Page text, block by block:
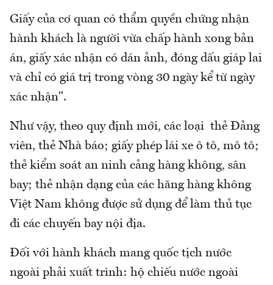
Giấy của cơ quan có thẩm quyền chứng nhận
hành khách là người vừa chấp hành xong bản
án, giấy xác nhận có dán ảnh, đóng dấu giáp lai
và chỉ có giá trị trong vòng 30 ngày kể từ ngày
xác nhận".
Như vậy, theo quy định mới, các loại thẻ Đảng
viên, thẻ Nhà báo; giấy phép lái xe ô tô, mô tô;
thẻ kiểm soát an ninh cảng hàng không, sân
bay; thẻ nhận dạng của các hãng hàng không
Việt Nam không được sử dụng để làm thủ tục
đi các chuyến bay nội địa.
Đối với hành khách mang quốc tịch nước
ngoài phải xuất trình: hộ chiếu nước ngoài